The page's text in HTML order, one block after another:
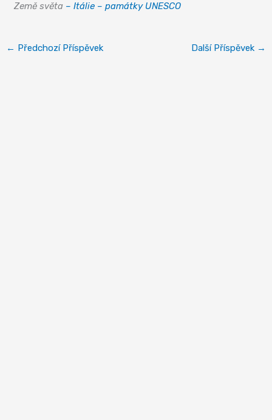
Země světa – Itálie – památky UNESCO
← Předchozí Příspěvek Další Příspěvek →